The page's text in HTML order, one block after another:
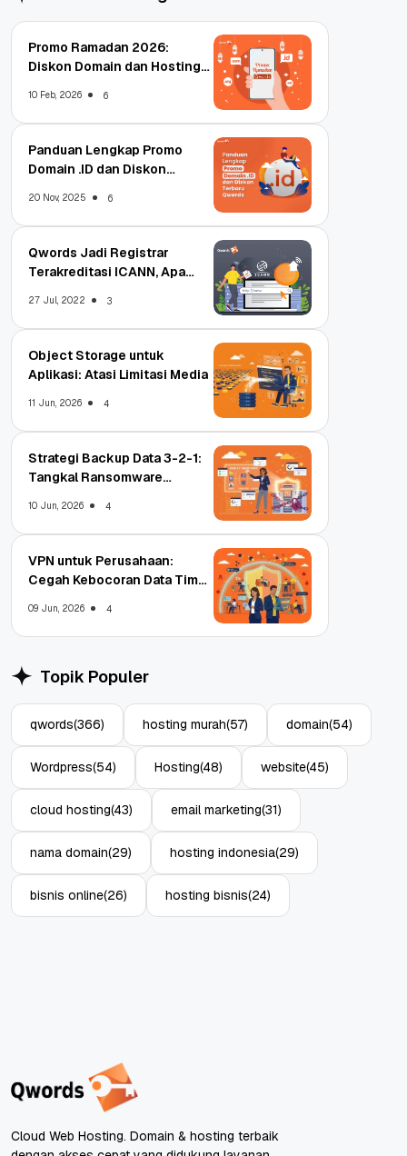
Promo Ramadan 2026:
Diskon Domain dan Hosting
10 Feb, 2026 6
Panduan Lengkap Promo
Domain .ID dan Diskon
20 Nov, 2025 6
Qwords Jadi Registrar
Terakreditasi ICANN, Apa
27 Jul, 2022 3
Object Storage untuk
Aplikasi: Atasi Limitasi Media
11 Jun, 2026 4
Strategi Backup Data 3-2-1:
Tangkal Ransomware
10 Jun, 2026 4
VPN untuk Perusahaan:
Cegah Kebocoran Data Tim
09 Jun, 2026 4
Topik Populer
qwords(366) hosting murah(57) domain(54)
Wordpress(54) Hosting(48) website(45)
cloud hosting(43) email marketing(31)
nama domain(29) hosting indonesia(29)
bisnis online(26) hosting bisnis(24)
Cloud Web Hosting. Domain & hosting terbaik